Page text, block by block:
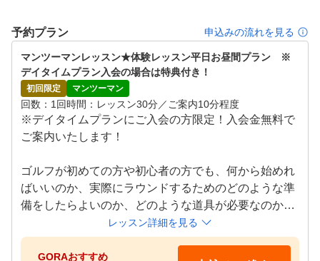
予約プラン 申込みの流れを見る
マンツーマンレッスン★体験レッスン平日お昼間プラン　※
デイタイムプラン入会の場合は特典付き！
初回限定 マンツーマン
回数 1回時間 レッスン30分／ご案内10分程度
※デイタイムプランにご入会の方限定！入会金無料で
ご案内いたします！
ゴルフが初めての方や初心者の方でも、何から始めれ
ばいいのか、実際にラウンドするためのどのような準
備をしたらよいのか、どのような道具が必要なのか、
などなんでもお気軽におたずねください。
～レッスンの流れ～
01.ご入室
レッスン詳細を見る
GORAおすすめ